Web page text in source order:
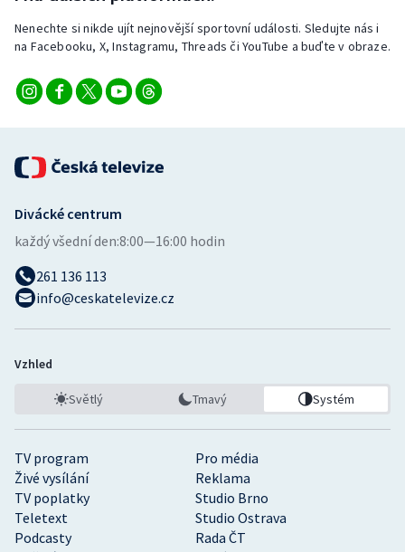
Nenechte si nikde ujít nejnovější sportovní události. Sledujte nás i
na Facebooku, X, Instagramu, Threads či YouTube a buďte v obraze.
TV program
Pro média
Živé vysílání
Reklama
TV poplatky
Studio Brno
Teletext
Studio Ostrava
Podcasty
Rada ČT
Divácké centrum
každý všední den:8:00—16:00 hodin
261 136 113
info@ceskatelevize.cz
Vzhled
Světlý Tmavý Systém